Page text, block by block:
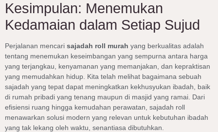
Kesimpulan: Menemukan
Kedamaian dalam Setiap Sujud
Perjalanan mencari sajadah roll murah yang berkualitas adalah
tentang menemukan keseimbangan yang sempurna antara harga
yang terjangkau, kenyamanan yang memanjakan, dan kepraktisan
yang memudahkan hidup. Kita telah melihat bagaimana sebuah
sajadah yang tepat dapat meningkatkan kekhusyukan ibadah, baik
di rumah pribadi yang tenang maupun di masjid yang ramai. Dari
efisiensi ruang hingga kemudahan perawatan, sajadah roll
menawarkan solusi modern yang relevan untuk kebutuhan ibadah
yang tak lekang oleh waktu, senantiasa dibutuhkan.